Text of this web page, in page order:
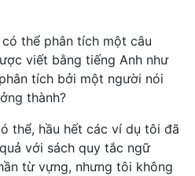
thể phân tích một câu
viết bằng tiếng Anh như
tích bởi một người nói
thành?
thể, hầu hết các ví dụ tôi đã
với sách quy tắc ngữ
từ vựng, nhưng tôi không